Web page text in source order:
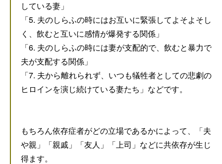
している妻」
「5. 夫のしらふの時にはお互いに緊張してよそよそし
く、飲むと互いに感情が爆発する関係」
「6. 夫のしらふの時には妻が支配的で、飲むと暴力で
夫が支配する関係」
「7. 夫から離れられず、いつも犠牲者としての悲劇の
ヒロインを演じ続けている妻たち」などです。
もちろん依存症者がどの立場であるかによって、「夫
や親」「親戚」「友人」「上司」などに共依存が生じ
得ます。